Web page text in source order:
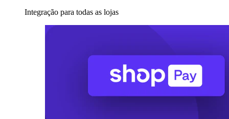
Integração para todas as lojas